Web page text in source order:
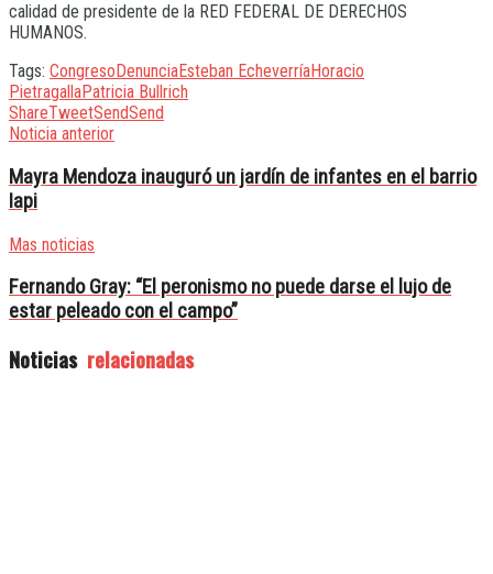
calidad de presidente de la RED FEDERAL DE DERECHOS
HUMANOS.
Tags: Congreso DenunciaEsteban EcheverríaHoracio
PietragallaPatricia Bullrich
ShareTweetSendSend
Noticia anterior
Mayra Mendoza inauguró un jardín de infantes en el barrio
Iapi
Mas noticias
Fernando Gray: “El peronismo no puede darse el lujo de
estar peleado con el campo”
Noticias relacionadas